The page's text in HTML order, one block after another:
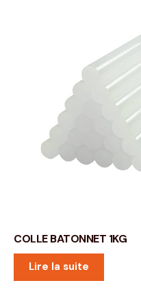
COLLE BATONNET 1KG
Lire la suite